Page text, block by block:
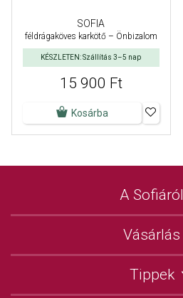
SOFIA
féldrágaköves karkötő – Önbizalom
KÉSZLETEN: Szállítás 3–5 nap
15 900 Ft
Kosárba
A Sofiáról
Vásárlás
Tippek